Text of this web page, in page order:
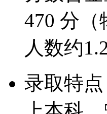
470 分（
人数约
录取特